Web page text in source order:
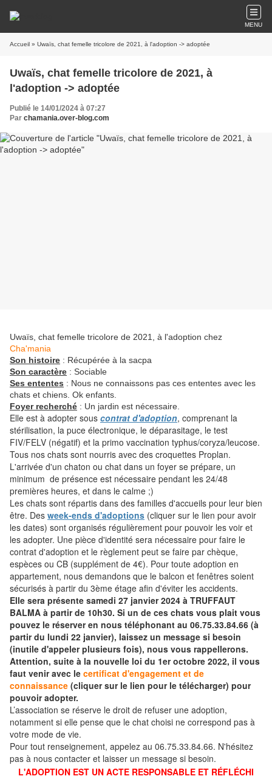
MENU
Accueil » Uwaïs, chat femelle tricolore de 2021, à l'adoption -> adoptée
Uwaïs, chat femelle tricolore de 2021, à
l'adoption -> adoptée
Publié le 14/01/2024 à 07:27
Par chamania.over-blog.com
Uwaïs, chat femelle tricolore de 2021, à l'adoption chez
Cha'mania
Son histoire : Récupérée à la sacpa
Son caractère : Sociable
Ses ententes : Nous ne connaissons pas ces ententes avec les
chats et chiens. Ok enfants.
Foyer recherché : Un jardin est nécessaire.
Elle est à adopter sous contrat d'adoption, comprenant la
stérilisation, la puce électronique, le déparasitage, le test
FIV/FELV (négatif) et la primo vaccination typhus/coryza/leucose.
Tous nos chats sont nourris avec des croquettes Proplan.
L'arrivée d'un chaton ou chat dans un foyer se prépare, un
minimum de présence est nécessaire pendant les 24/48
premières heures, et dans le calme ;)
Les chats sont répartis dans des familles d'accueils pour leur bien
être. Des week-ends d'adoptions (cliquer sur le lien pour avoir
les dates) sont organisés régulièrement pour pouvoir les voir et
les adopter. Une pièce d'identité sera nécessaire pour faire le
contrat d'adoption et le règlement peut se faire par chèque,
espèces ou CB (supplément de 4€). Pour toute adoption en
appartement, nous demandons que le balcon et fenêtres soient
sécurisés à partir du 3ème étage afin d'éviter les accidents.
Elle sera présente samedi 27 janvier 2024 à TRUFFAUT
BALMA à partir de 10h30. Si un de ces chats vous plait vous
pouvez le réserver en nous téléphonant au 06.75.33.84.66 (à
partir du lundi 22 janvier), laissez un message si besoin
(inutile d'appeler plusieurs fois), nous vous rappellerons.
Attention, suite à la nouvelle loi du 1er octobre 2022, il vous
faut venir avec le certificat d'engagement et de
connaissance (cliquer sur le lien pour le télécharger) pour
pouvoir adopter.
L’association se réserve le droit de refuser une adoption,
notamment si elle pense que le chat choisi ne correspond pas à
votre mode de vie.
Pour tout renseignement, appelez au 06.75.33.84.66. N'hésitez
pas à nous contacter et laisser un message si besoin.
L'ADOPTION EST UN ACTE RESPONSABLE ET RÉFLÉCHI